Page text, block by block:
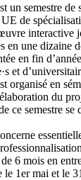
un semestre
de
interactive
en une dizaine
en fin
et
organisé en
du
ce semestre
6 mois en
le 1er mai et le